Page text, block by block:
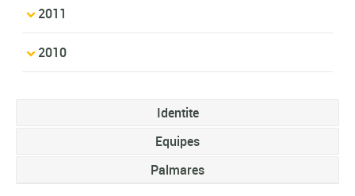
2011
2010
Identite
Equipes
Palmares